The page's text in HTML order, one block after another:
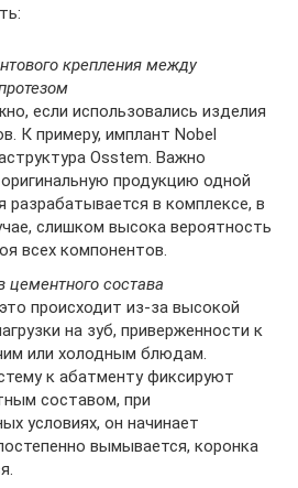
крепления между
если использовались изделия
К примеру, имплант Nobel
Osstem. Важно
продукцию одной
разрабатывается в комплексе, в
слишком высока вероятность
всех компонентов.
цементного состава
происходит из-за высокой
на зуб, приверженности к
или холодным блюдам.
к абатменту фиксируют
составом, при
условиях, он начинает
вымывается, коронка